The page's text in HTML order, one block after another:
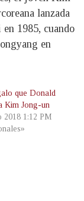
lanzada
1985, cuando
en
que Donald
Kim Jong-un
2018 1:12 PM